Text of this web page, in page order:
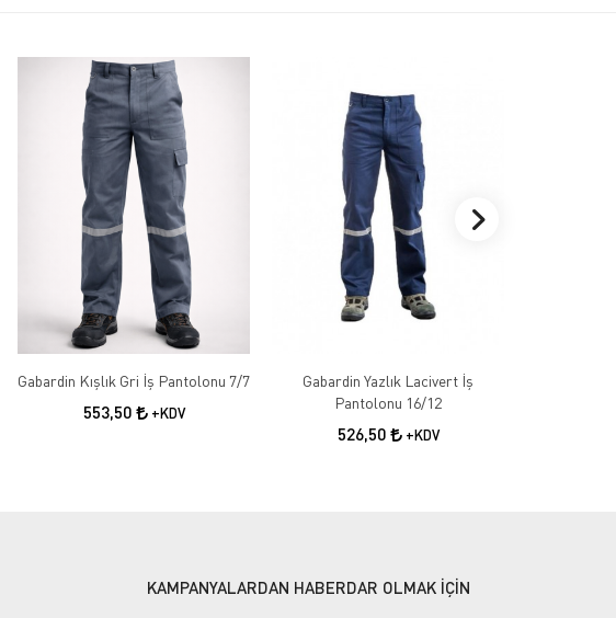
Gabardin Kışlık Gri İş Pantolonu 7/7
553,50 +KDV
Gabardin Yazlık Lacivert İş
Pantolonu 16/12
526,50 +KDV
KAMPANYALARDAN HABERDAR OLMAK İÇİN